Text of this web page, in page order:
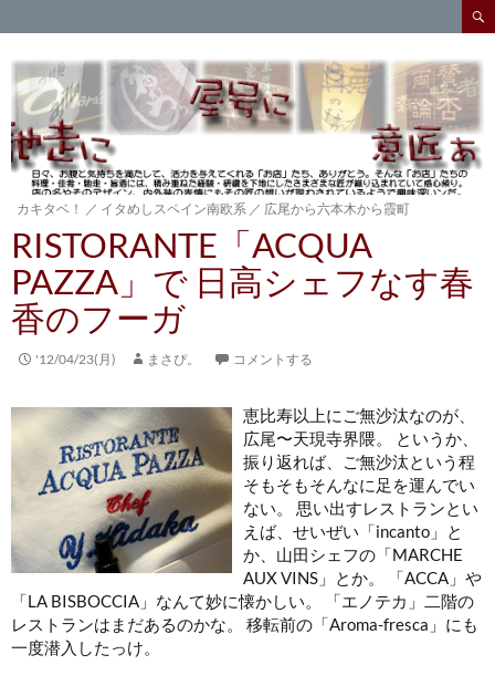
索
ン
テ
ン
ツ
へ
キ
ッ
プ
カキタベ！ ／ イタめしスペイン南欧系 ／ 広尾から六本木から霞町
RISTORANTE「ACQUA
PAZZA」で 日高シェフなす春
香のフーガ
'12/04/23(月) まさぴ。 コメントする
恵比寿以上にご無沙汰なのが、
広尾〜天現寺界隈。 というか、
振り返れば、ご無沙汰という程
そもそもそんなに足を運んでい
ない。 思い出すレストランとい
えば、せいぜい「incanto」と
か、山田シェフの「MARCHE
AUX VINS」とか。 「ACCA」や
「LA BISBOCCIA」なんて妙に懐かしい。 「エノテカ」二階の
レストランはまだあるのかな。 移転前の「Aroma-fresca」にも
一度潜入したっけ。